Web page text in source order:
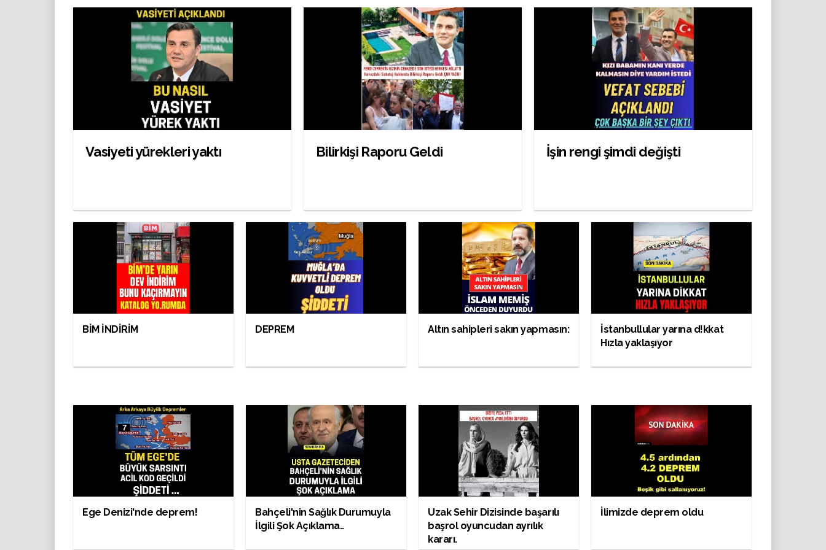
Vasiyeti yürekleri yaktı Bilirkişi Raporu Geldi İşin rengi şimdi değişti
BİM İNDİRİM DEPREM Altın sahipleri sakın yapmasın:
İstanbullular yarına d!kkat
Hızla yaklaşıyor
Ege Denizi'nde deprem!
Bahçeli'nin Sağlık Durumuyla
İlgili Şok Açıklama..
Uzak Sehir Dizisinde başarılı
başrol oyuncudan ayrılık
kararı.
İlimizde deprem oldu